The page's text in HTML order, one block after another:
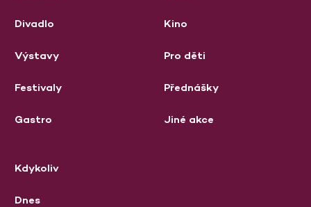
Divadlo
Výstavy
Festivaly
Gastro
Kino
Pro děti
Přednášky
Jiné akce
Kdykoliv
Dnes